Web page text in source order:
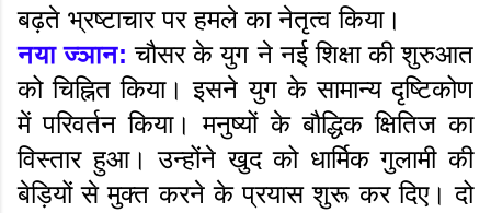
बढ़ते भ्रष्टाचार पर हमले का नेतृत्व किया।
नया ज्ञान: चौसर के युग ने नई शिक्षा की शुरुआत
को चिह्नित किया। इसने युग के सामान्य दृष्टिकोण
में परिवर्तन किया। मनुष्यों के बौद्धिक क्षितिज का
विस्तार हुआ। उन्होंने खुद को धार्मिक गुलामी की
बेड़ियों से मुक्त करने के प्रयास शुरू कर दिए। दो